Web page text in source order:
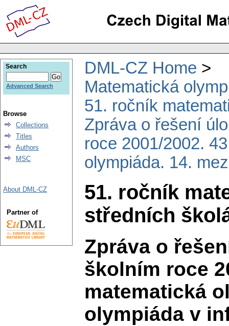
DML-CZ Home
Matematická
51. ročník
Zpráva o řešení
roce 2001/2002.
olympiáda. 14.
51. ročník
středních
Zpráva o
školním roce
matematická
olympiáda v
Search
Advanced Search
Browse
Collections
Titles
Authors
MSC
About DML-CZ
Partner of